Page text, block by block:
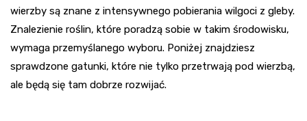
wierzby są znane z intensywnego pobierania wilgoci z gleby.
Znalezienie roślin, które poradzą sobie w takim środowisku,
wymaga przemyślanego wyboru. Poniżej znajdziesz
sprawdzone gatunki, które nie tylko przetrwają pod wierzbą,
ale będą się tam dobrze rozwijać.